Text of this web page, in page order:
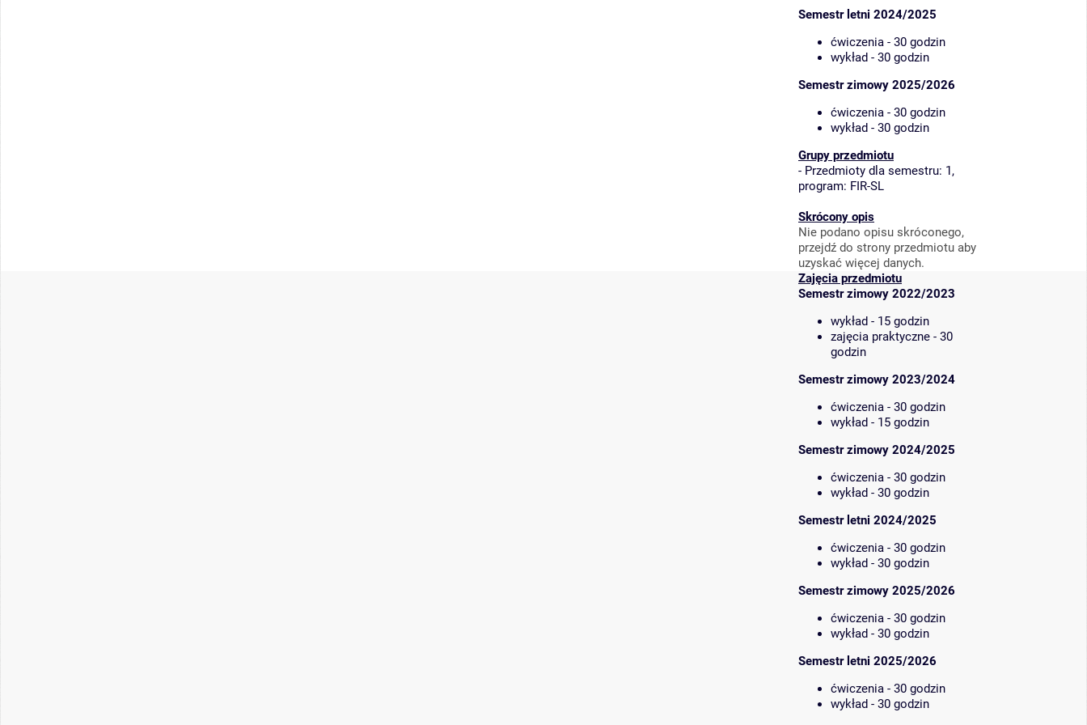
Semestr letni 2024/2025
ćwiczenia - 30 godzin
wykład - 30 godzin
Semestr zimowy 2025/2026
ćwiczenia - 30 godzin
wykład - 30 godzin
Grupy przedmiotu
- Przedmioty dla semestru: 1,
program: FIR-SL
Skrócony opis
Nie podano opisu skróconego,
przejdź do strony przedmiotu aby
uzyskać więcej danych.
Zajęcia przedmiotu
Semestr zimowy 2022/2023
wykład - 15 godzin
zajęcia praktyczne - 30
godzin
Semestr zimowy 2023/2024
ćwiczenia - 30 godzin
wykład - 15 godzin
Semestr zimowy 2024/2025
ćwiczenia - 30 godzin
wykład - 30 godzin
Semestr letni 2024/2025
ćwiczenia - 30 godzin
wykład - 30 godzin
Semestr zimowy 2025/2026
ćwiczenia - 30 godzin
wykład - 30 godzin
Semestr letni 2025/2026
ćwiczenia - 30 godzin
wykład - 30 godzin